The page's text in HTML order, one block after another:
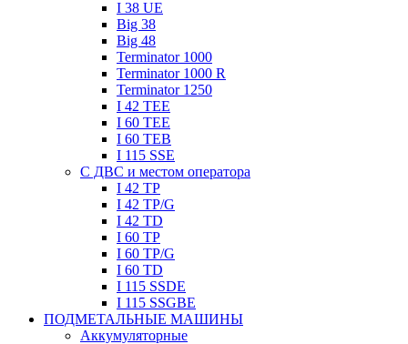
I 38 UE
Big 38
Big 48
Terminator 1000
Terminator 1000 R
Terminator 1250
I 42 TEE
I 60 TEE
I 60 TEB
I 115 SSE
C ДВC и местом оператора
I 42 TP
I 42 TP/G
I 42 TD
I 60 TP
I 60 TP/G
I 60 TD
I 115 SSDE
I 115 SSGBE
ПОДМЕТАЛЬНЫЕ МАШИНЫ
Aккумуляторные